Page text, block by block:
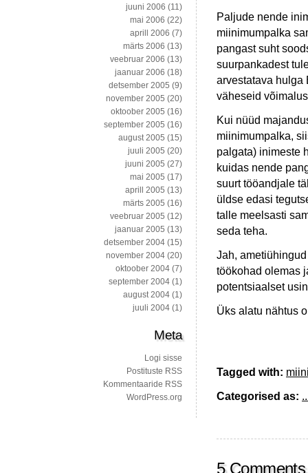
Paljude nende
miinimumpalka
pangast suht
suurpankadest
arvestatava hulga
väheseid
Kui nüüd
miinimumpalka,
palgata) inimeste
kuidas nende
suurt tööandjale
üldse edasi
talle meelsasti
seda teha.
Jah,
töökohad olemas
potentsiaalset
Üks alatu nähtus
Tagged with:
Categorised as:
5 Comments
juuni 2006 (11)
mai 2006 (22)
aprill 2006 (7)
märts 2006 (13)
veebruar 2006 (13)
jaanuar 2006 (18)
detsember 2005 (9)
november 2005 (20)
oktoober 2005 (16)
september 2005 (16)
august 2005 (15)
juuli 2005 (20)
juuni 2005 (27)
mai 2005 (17)
aprill 2005 (13)
märts 2005 (16)
veebruar 2005 (12)
jaanuar 2005 (13)
detsember 2004 (15)
november 2004 (20)
oktoober 2004 (7)
september 2004 (1)
august 2004 (1)
juuli 2004 (1)
Meta
Logi sisse
Postituste RSS
Kommentaaride RSS
WordPress.org